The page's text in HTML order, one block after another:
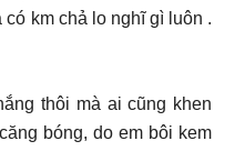
km chả lo nghĩ gì luôn .
thôi mà ai cũng khen
bóng, do em bôi kem